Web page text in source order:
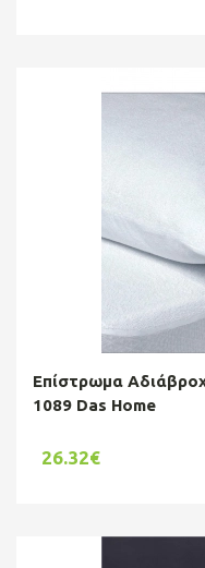
Επίστρωμα
1089 Das Home
26.32€